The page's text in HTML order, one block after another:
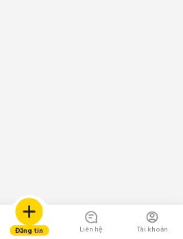
Đăng tin Liên hệ Tài khoản